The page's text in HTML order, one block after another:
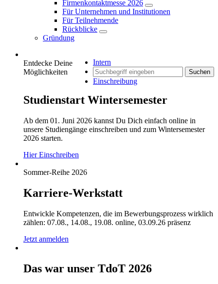
Firmenkontaktmesse 2026
Für Unternehmen und Institutionen
Für Teilnehmende
Rückblicke
Gründung
Intern
Suchen
Einschreibung
Entdecke Deine
Möglichkeiten
Studienstart Wintersemester
Ab dem 01. Juni 2026 kannst Du Dich einfach online in
unsere Studiengänge einschreiben und zum Wintersemester
2026 starten.
Hier Einschreiben
Sommer-Reihe 2026
Karriere-Werkstatt
Entwickle Kompetenzen, die im Bewerbungsprozess wirklich
zählen: 07.08., 14.08., 19.08. online, 03.09.26 präsenz
Jetzt anmelden
Das war unser TdoT 2026